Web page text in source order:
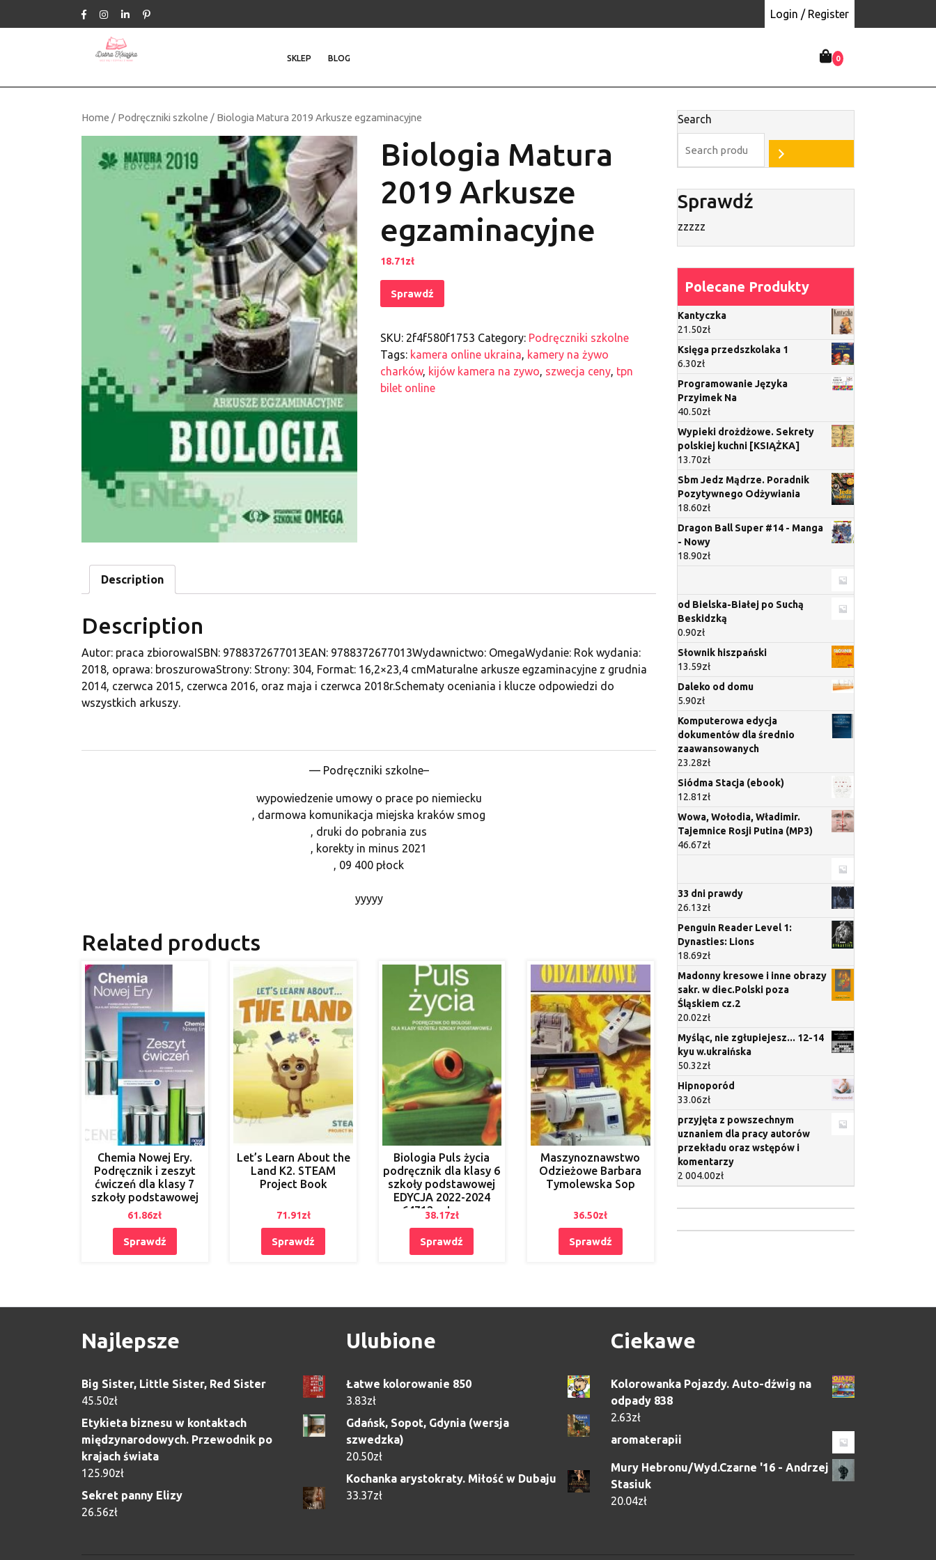
Login / Register
SKLEP BLOG 0
Home / Podręczniki szkolne / Biologia Matura 2019 Arkusze egzaminacyjne
Biologia Matura
2019 Arkusze
egzaminacyjne
18.71zł
Sprawdź
SKU: 2f4f580f1753 Category: Podręczniki szkolne
Tags: kamera online ukraina, kamery na żywo
charków, kijów kamera na zywo, szwecja ceny, tpn
bilet online
Description
Description
Autor: praca zbiorowaISBN: 9788372677013EAN: 9788372677013Wydawnictwo: OmegaWydanie: Rok wydania:
2018, oprawa: broszurowaStrony: Strony: 304, Format: 16,2×23,4 cmMaturalne arkusze egzaminacyjne z grudnia
2014, czerwca 2015, czerwca 2016, oraz maja i czerwca 2018r.Schematy oceniania i klucze odpowiedzi do
wszystkich arkuszy.
— Podręczniki szkolne–
wypowiedzenie umowy o prace po niemiecku
, darmowa komunikacja miejska kraków smog
, druki do pobrania zus
, korekty in minus 2021
, 09 400 płock
yyyyy
Related products
Chemia Nowej Ery.
Podręcznik i zeszyt
ćwiczeń dla klasy 7
szkoły podstawowej
61.86zł
Sprawdź
Let’s Learn About the
Land K2. STEAM
Project Book
71.91zł
Sprawdź
Biologia Puls życia
podręcznik dla klasy 6
szkoły podstawowej
EDYCJA 2022-2024
64712 – Joanna
38.17zł
Sprawdź
Maszynoznawstwo
Odzieżowe Barbara
Tymolewska Sop
36.50zł
Sprawdź
Search
Sprawdź
zzzzz
Polecane Produkty
Kantyczka
21.50zł
Księga przedszkolaka 1
6.30zł
Programowanie Języka
Przyimek Na
40.50zł
Wypieki drożdżowe. Sekrety
polskiej kuchni [KSIĄŻKA]
13.70zł
Sbm Jedz Mądrze. Poradnik
Pozytywnego Odżywiania
18.60zł
Dragon Ball Super #14 - Manga
- Nowy
18.90zł
od Bielska-Białej po Suchą
Beskidzką
0.90zł
Słownik hiszpański
13.59zł
Daleko od domu
5.90zł
Komputerowa edycja
dokumentów dla średnio
zaawansowanych
23.28zł
Siódma Stacja (ebook)
12.81 zł
Wowa, Wołodia, Władimir.
Tajemnice Rosji Putina (MP3)
46.67zł
33 dni prawdy
26.13zł
Penguin Reader Level 1:
Dynasties: Lions
18.69zł
Madonny kresowe i inne obrazy
sakr. w diec.Polski poza
Śląskiem cz.2
20.02zł
Myśląc, nie zgłupiejesz... 12-14
kyu w.ukraińska
50.32zł
Hipnoporód
33.06zł
przyjęta z powszechnym
uznaniem dla pracy autorów
przekładu oraz wstępów i
komentarzy
2 004.00zł
Najlepsze
Big Sister, Little Sister, Red Sister
45.50zł
Etykieta biznesu w kontaktach
międzynarodowych. Przewodnik po
krajach świata
125.90zł
Sekret panny Elizy
26.56zł
Ulubione
Łatwe kolorowanie 850
3.83zł
Gdańsk, Sopot, Gdynia (wersja
szwedzka)
20.50zł
Kochanka arystokraty. Miłość w Dubaju
33.37zł
Ciekawe
Kolorowanka Pojazdy. Auto-dźwig na
odpady 838
2.63zł
aromaterapii
Mury Hebronu/Wyd.Czarne '16 - Andrzej
Stasiuk
20.04zł